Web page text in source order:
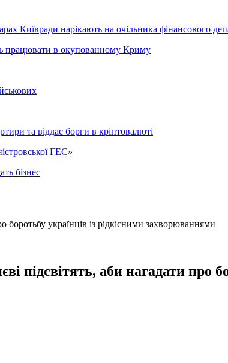
Київради нарікають на очільника фінансового
працювати в окупованному Криму
та віддає борги в кріптовалюті
ГЕС»
бізнес
аби нагадати про